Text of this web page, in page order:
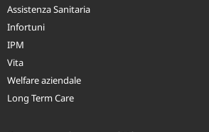
Assistenza Sanitaria
Infortuni
IPM
Vita
Welfare aziendale